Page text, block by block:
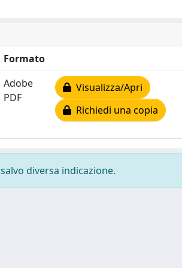
Formato
Adobe
PDF
Visualizza/Apri
Richiedi una copia
diversa indicazione.